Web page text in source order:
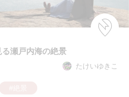
る瀬戸内海の絶景
たけいゆきこ